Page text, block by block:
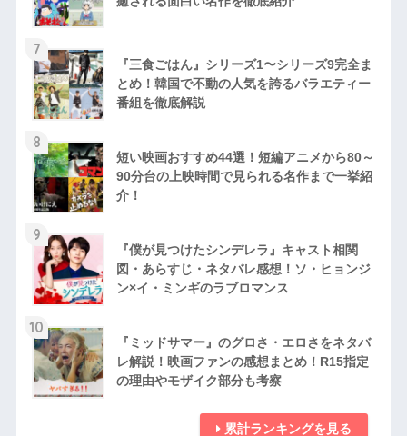
7
『三食ごはん』シリーズ1〜シリーズ9完全ま
とめ！韓国で不動の人気を誇るバラエティー
番組を徹底解説
8
短い映画おすすめ44選！短編アニメから80～
90分台の上映時間で見られる名作まで一挙紹
介！
9
『僕が見つけたシンデレラ』キャスト相関
図・あらすじ・ネタバレ感想！ソ・ヒョンジ
ン×イ・ミンギのラブロマンス
10
『ミッドサマー』のグロさ・エロさをネタバ
レ解説！映画ファンの感想まとめ！R15指定
の理由やモザイク部分も考察
累計ランキングを見る